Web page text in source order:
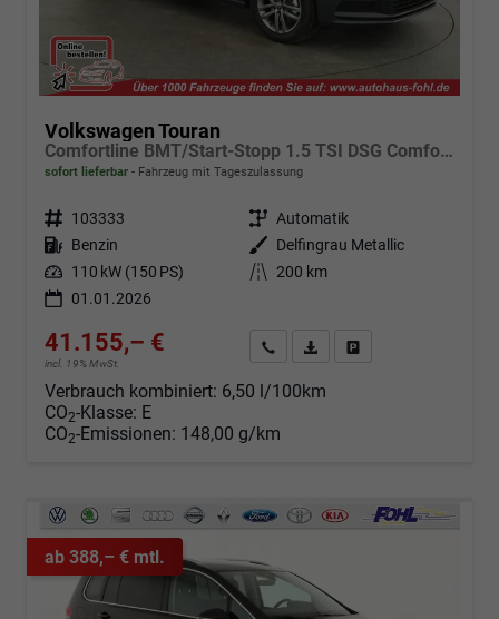
Volkswagen Touran
Comfortline BMT/Start-Stopp 1.5 TSI DSG Comfortline, 7-Sitzer, AHK, Navi, Kamera, Side, Winter, 3 J.-Garantie
sofort lieferbar Fahrzeug mit Tageszulassung
Fahrzeugnr. 103333 Getriebe Automatik
Kraftstoff Benzin Außenfarbe
Delfingrau Metallic
Leistung 110 kW (150 PS) Kilometerstand 200 km
01.01.2026
41.155,– €
incl. 19% MwSt.
Angebot anfordern
Fahrzeugexpose (PDF)
Verbrauch kombiniert: 6,50 l/100km
CO2-Klasse: E
CO2-Emissionen: 148,00 g/km
ab 388,– € mtl.